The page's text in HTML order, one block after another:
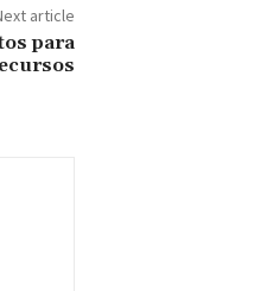
article
para